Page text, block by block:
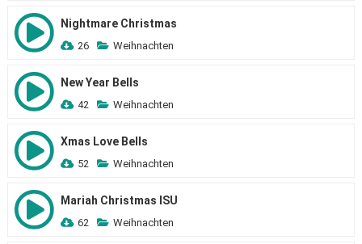
Nightmare Christmas
26 Weihnachten
New Year Bells
42 Weihnachten
Xmas Love Bells
52 Weihnachten
Mariah Christmas ISU
62 Weihnachten